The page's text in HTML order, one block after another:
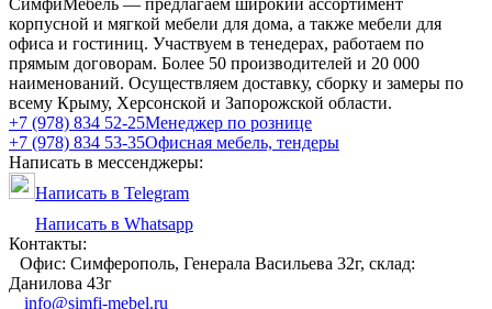
корпусной и мягкой мебели для дома, а также мебели для
офиса и гостиниц. Участвуем в тенедерах, работаем по
прямым договорам. Более 50 производителей и 20 000
наименований. Осуществляем доставку, сборку и замеры по
всему Крыму, Херсонской и Запорожской области.
+7 (978) 834 52-25Менеджер по рознице
+7 (978) 834 53-35Офисная мебель, тендеры
Написать в мессенджеры:
Написать в Telegram
Написать в Whatsapp
Контакты:
Офис: Симферополь, Генерала Васильева 32г, склад:
Данилова 43г
info@simfi-mebel.ru